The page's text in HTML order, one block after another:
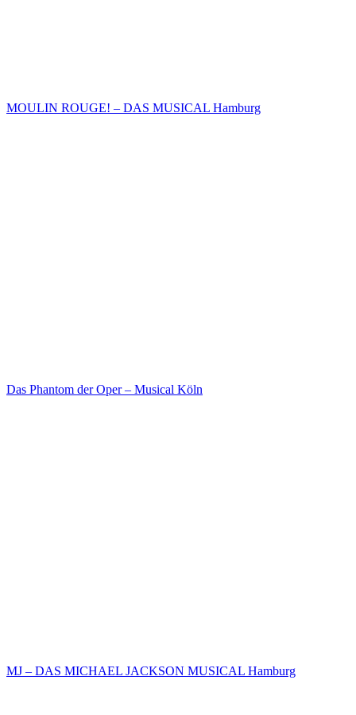
MOULIN ROUGE! – DAS MUSICAL Hamburg
Das Phantom der Oper – Musical Köln
MJ – DAS MICHAEL JACKSON MUSICAL Hamburg